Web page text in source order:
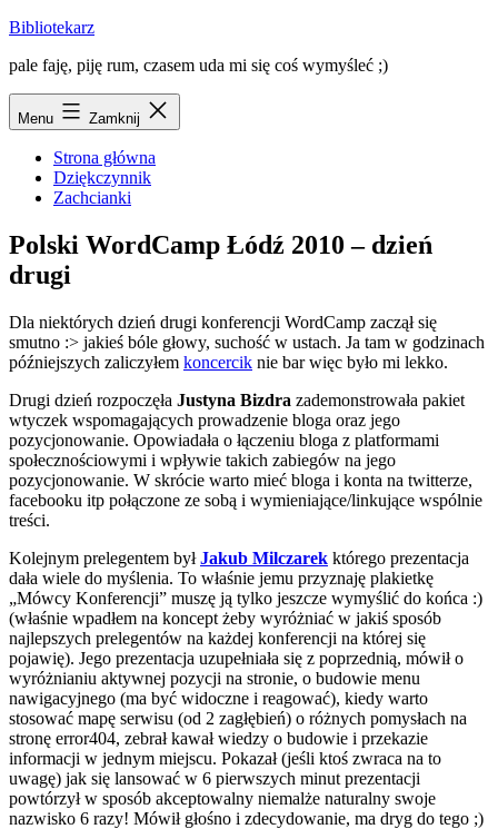
Przejdź
treści
Bibliotekarz
pale faję, piję rum, czasem uda mi się coś wymyśleć ;)
Menu Zamknij
Strona główna
Dziękczynnik
Zachcianki
Polski WordCamp Łódź 2010 – dzień
drugi
Dla niektórych dzień drugi konferencji WordCamp zaczął się
smutno :> jakieś bóle głowy, suchość w ustach. Ja tam w godzinach
późniejszych zaliczyłem koncercik nie bar więc było mi lekko.
Drugi dzień rozpoczęła Justyna Bizdra zademonstrowała pakiet
wtyczek wspomagających prowadzenie bloga oraz jego
pozycjonowanie. Opowiadała o łączeniu bloga z platformami
społecznościowymi i wpływie takich zabiegów na jego
pozycjonowanie. W skrócie warto mieć bloga i konta na twitterze,
facebooku itp połączone ze sobą i wymieniające/linkujące wspólnie
treści.
Kolejnym prelegentem byłJakub Milczarek którego prezentacja
dała wiele do myślenia. To właśnie jemu przyznaję plakietkę
„Mówcy Konferencji” muszę ją tylko jeszcze wymyślić do końca :)
(właśnie wpadłem na koncept żeby wyróżniać w jakiś sposób
najlepszych prelegentów na każdej konferencji na której się
pojawię). Jego prezentacja uzupełniała się z poprzednią, mówił o
wyróżnianiu aktywnej pozycji na stronie, o budowie menu
nawigacyjnego (ma być widoczne i reagować), kiedy warto
stosować mapę serwisu (od 2 zagłębień) o różnych pomysłach na
stronę error404, zebrał kawał wiedzy o budowie i przekazie
informacji w jednym miejscu. Pokazał (jeśli ktoś zwraca na to
uwagę) jak się lansować w 6 pierwszych minut prezentacji
powtórzył w sposób akceptowalny niemalże naturalny swoje
nazwisko 6 razy! Mówił głośno i zdecydowanie, ma dryg do tego ;)